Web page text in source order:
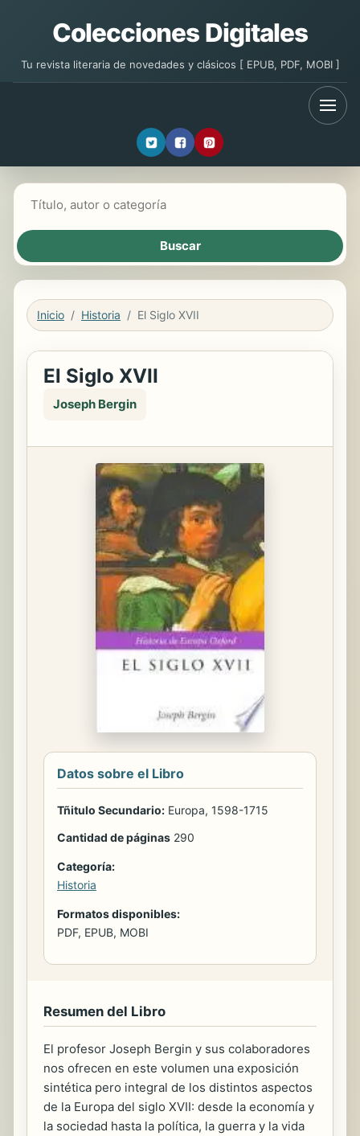
Colecciones Digitales
Tu revista literaria de novedades y clásicos [ EPUB, PDF, MOBI ]
Inicio Historia El Siglo XVII
El Siglo XVII
Joseph Bergin
Datos sobre el Libro
Tñitulo Secundario: Europa, 1598-1715
Cantidad de páginas 290
Categoría:
Historia
Formatos disponibles:
PDF, EPUB, MOBI
Resumen del Libro
El profesor Joseph Bergin y sus colaboradores
nos ofrecen en este volumen una exposición
sintética pero integral de los distintos aspectos
de la Europa del siglo XVII: desde la economía y
la sociedad hasta la política, la guerra y la vida